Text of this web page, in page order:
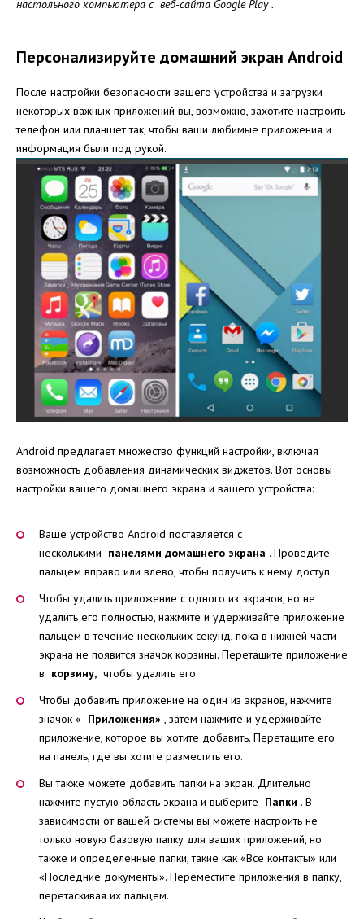
настольного компьютера с веб-сайта Google Play.
Персонализируйте домашний экран Android
После настройки безопасности вашего устройства и загрузки
некоторых важных приложений вы, возможно, захотите настроить
телефон или планшет так, чтобы ваши любимые приложения и
информация были под рукой.
Android предлагает множество функций настройки, включая
возможность добавления динамических виджетов. Вот основы
настройки вашего домашнего экрана и вашего устройства:
Ваше устройство Android поставляется с
несколькими панелями домашнего экрана . Проведите
пальцем вправо или влево, чтобы получить к нему доступ.
Чтобы удалить приложение с одного из экранов, но не
удалить его полностью, нажмите и удерживайте приложение
пальцем в течение нескольких секунд, пока в нижней части
экрана не появится значок корзины. Перетащите приложение
в корзину, чтобы удалить его.
Чтобы добавить приложение на один из экранов, нажмите
значок « Приложения» , затем нажмите и удерживайте
приложение, которое вы хотите добавить. Перетащите его
на панель, где вы хотите разместить его.
Вы также можете добавить папки на экран. Длительно
нажмите пустую область экрана и выберите Папки . В
зависимости от вашей системы вы можете настроить не
только новую базовую папку для ваших приложений, но
также и определенные папки, такие как «Все контакты» или
«Последние документы». Переместите приложения в папку,
перетаскивая их пальцем.